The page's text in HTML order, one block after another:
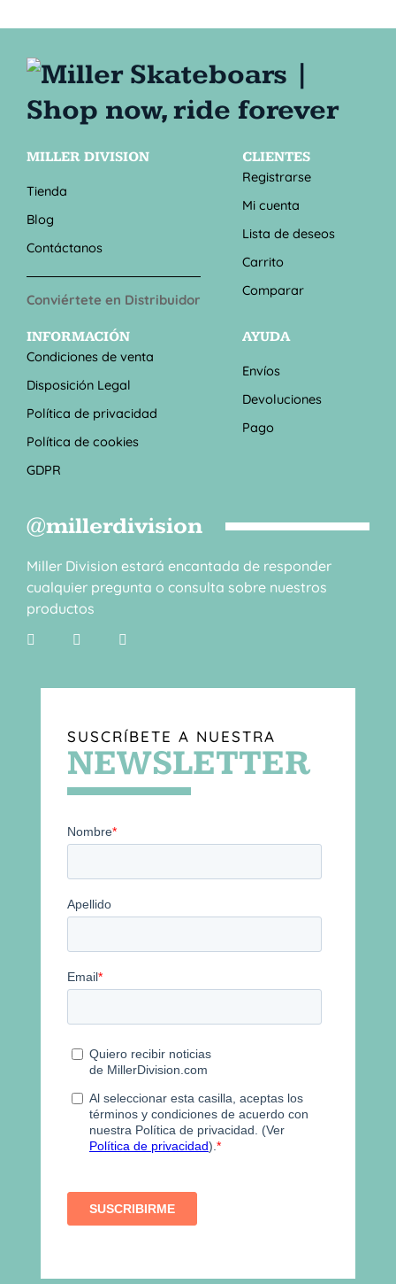
MILLER DIVISION
Tienda
Blog
Contáctanos
Conviértete en Distribuidor
CLIENTES
Registrarse
Mi cuenta
Lista de deseos
Carrito
Comparar
INFORMACIÓN
Condiciones de venta
Disposición Legal
Política de privacidad
Política de cookies
GDPR
AYUDA
Envíos
Devoluciones
Pago
@millerdivision
Miller Division estará encantada de responder
cualquier pregunta o consulta sobre nuestros
productos
SUSCRÍBETE A NUESTRA
NEWSLETTER